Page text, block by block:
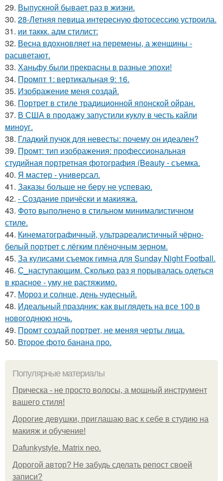
29. Выпускной бывает раз в жизни.
30. 28-Летняя певица интересную фотосессию устроила.
31. ии таккк. адм стилист:
32. Весна вдохновляет на перемены, а женщины -
расцветают.
33. Ханьфу были прекрасны в разные эпохи!
34. Промпт 1: вертикальная 9: 16.
35. Изображение меня создай.
36. Портрет в стиле традиционной японской ойран.
37. В США в продажу запустили куклу в честь кайли
миноуг.
38. Гладкий пучок для невесты: почему он идеален?
39. Промт: тип изображения: профессиональная
студийная портретная фотография (Beauty - съемка.
40. Я мастер - универсал.
41. Заказы больше не беру не успеваю.
42. - Создание причёски и макияжа.
43. Фото выполнено в стильном минималистичном
стиле.
44. Кинематографичный, ультрареалистичный чёрно-
белый портрет с лёгким плёночным зерном.
45. За кулисами съемок гимна для Sunday Night Football.
46. С_наступающим. Сколько раз я порывалась одеться
в красное - уму не растяжимо.
47. Мороз и солнце, день чудесный.
48. Идеальный праздник: как выглядеть на все 100 в
новогоднюю ночь.
49. Промт создай портрет, не меняя черты лица.
50. Второе фото банана про.
Популярные материалы
Прическа - не просто волосы, а мощный инструмент
вашего стиля!
Дорогие девушки, приглашаю вас к себе в студию на
макияж и обучение!
Dafunkystyle. Matrix neo.
Дорогой автор? Не забудь сделать репост своей
записи?